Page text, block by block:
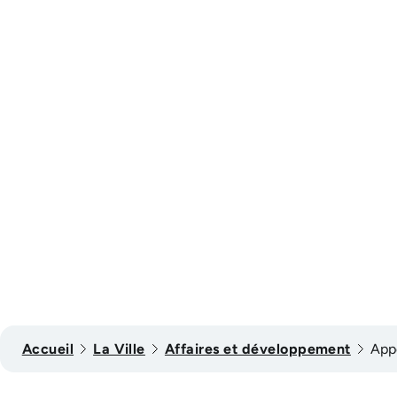
Accueil La Ville Affaires et développement